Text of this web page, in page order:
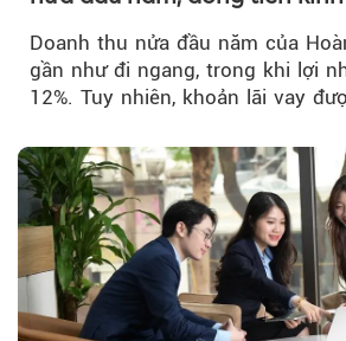
Doanh thu nửa đầu năm của
gần như đi ngang, trong khi lợi
12%. Tuy nhiên, khoản lãi vay